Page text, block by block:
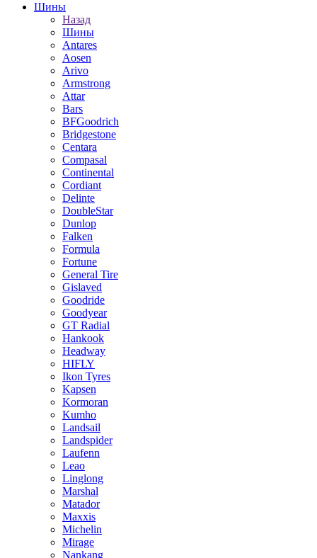
Шины
Назад
Шины
Antares
Aosen
Arivo
Armstrong
Attar
Bars
BFGoodrich
Bridgestone
Centara
Compasal
Continental
Cordiant
Delinte
DoubleStar
Dunlop
Falken
Formula
Fortune
General Tire
Gislaved
Goodride
Goodyear
GT Radial
Hankook
Headway
HIFLY
Ikon Tyres
Kapsen
Kormoran
Kumho
Landsail
Landspider
Laufenn
Leao
Linglong
Marshal
Matador
Maxxis
Michelin
Mirage
Nankang